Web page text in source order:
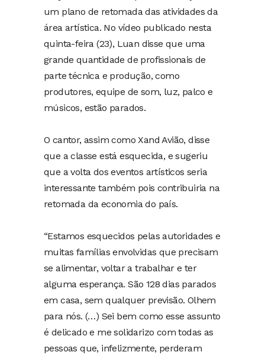
um plano de retomada das atividades da
área artística. No vídeo publicado nesta
quinta-feira (23), Luan disse que uma
grande quantidade de profissionais de
parte técnica e produção, como
produtores, equipe de som, luz, palco e
músicos, estão parados.
O cantor, assim como Xand Avião, disse
que a classe está esquecida, e sugeriu
que a volta dos eventos artísticos seria
interessante também pois contribuiria na
retomada da economia do país.
“Estamos esquecidos pelas autoridades e
muitas famílias envolvidas que precisam
se alimentar, voltar a trabalhar e ter
alguma esperança. São 128 dias parados
em casa, sem qualquer previsão. Olhem
para nós. (…) Sei bem como esse assunto
é delicado e me solidarizo com todas as
pessoas que, infelizmente, perderam